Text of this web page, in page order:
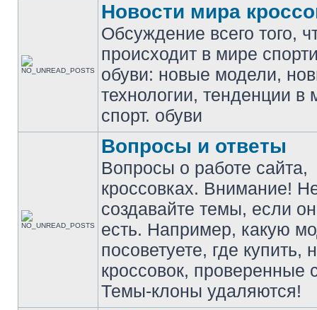
Новости мира
Обсуждение всего того,
происходит в мире
обуви: новые модели,
технологии, тенденции в
спорт. обуви
Вопросы и ответы
Вопросы о работе сайта,
кроссовках. Внимание!
создавайте темы, если
есть. Например, какую
посоветуете, где купить,
кроссовок, проверенные
Темы-клоны удаляются!